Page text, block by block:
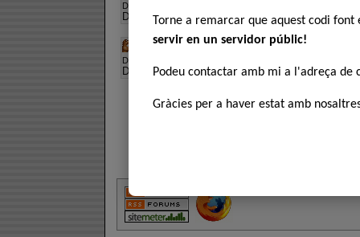
Descàrregues:
Descripció:Dvdrip català
14.El 23-F a Catalunya
Descàrregues:
Descripció:Dvdrip català
Torne a remarcar que aquest codi
servir en un servidor públic!
Podeu contactar amb mi a l'adreça de
Gràcies per a haver estat amb